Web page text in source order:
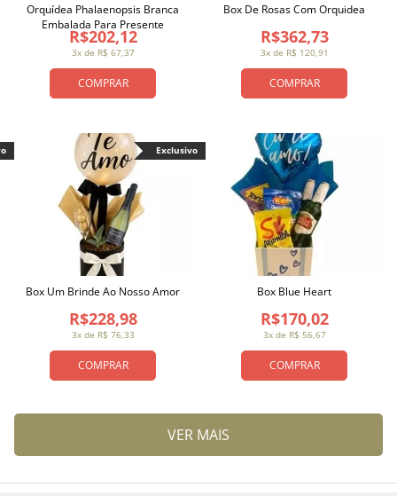
COMPRAR
3x de R$ 67,37
R$202,12
Orquídea Phalaenopsis Branca
Embalada Para Presente
COMPRAR
3x de R$ 120,91
R$362,73
Box De Rosas Com Orquidea
COMPRAR
3x de R$ 76,33
R$228,98
Box Um Brinde Ao Nosso Amor
Exclusivo
COMPRAR
3x de R$ 56,67
R$170,02
Box Blue Heart
VER MAIS